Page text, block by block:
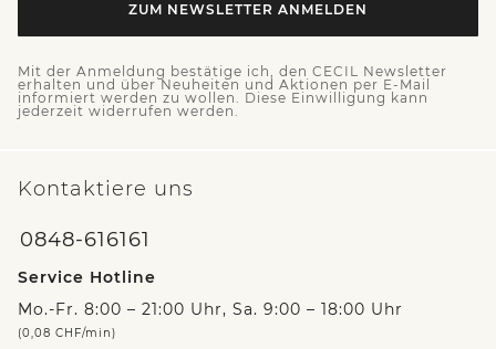
ZUM NEWSLETTER ANMELDEN
Mit der Anmeldung bestätige ich, den CECIL Newsletter
erhalten und über Neuheiten und Aktionen per E-Mail
informiert werden zu wollen. Diese Einwilligung kann
jederzeit widerrufen werden.
Kontaktiere uns
0848-616161
Service Hotline
Mo.-Fr. 8:00 – 21:00 Uhr, Sa. 9:00 – 18:00 Uhr
(0,08 CHF/min)